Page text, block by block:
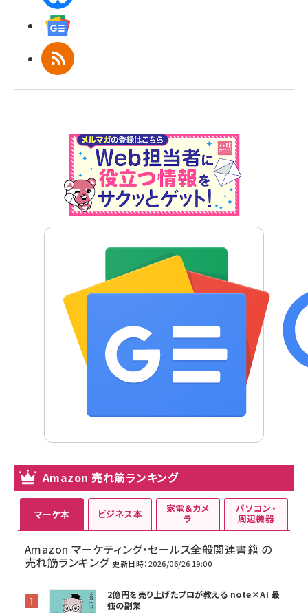
RSS
Amazon 売れ筋ランキング
マーケ本
Amazon マーケティング・セールス全般関連書籍 の
売れ筋ランキング 更新日時：2026/06/26 19:00
2億円を売り上げたプロが教える note×AI 最
強の副業
ビジネス本 家電＆カメ
ラ
パソコン・
周辺機器